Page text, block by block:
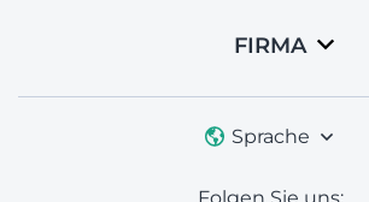
FIRMA
Sprache